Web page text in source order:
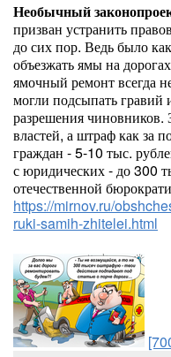
Необычный
призван устранить
до сих пор. Ведь было
объезжать ямы на
ямочный ремонт всегда
могли подсыпать гравий
разрешения чиновников.
властей, а штраф как за
граждан - 5-10 тыс.
с юридических - до 300
отечественной
https://mirnov.ru/
ruki-samih-zhitelei.html